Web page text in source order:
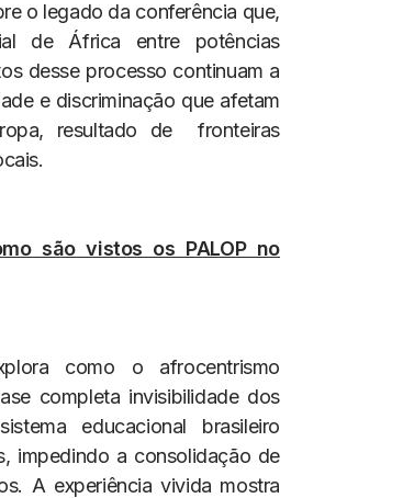
o legado da conferência que,
de África entre potências
desse processo continuam a
e discriminação que afetam
resultado de fronteiras
são vistos os PALOP no
como o afrocentrismo
completa invisibilidade dos
educacional brasileiro
impedindo a consolidação de
A experiência vivida mostra